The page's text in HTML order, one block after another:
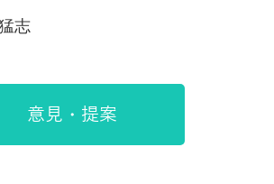
志
意見・提案